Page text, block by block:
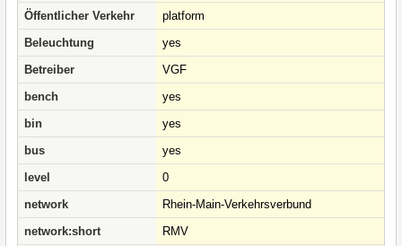
Öffentlicher Verkehr
platform
Beleuchtung
yes
Betreiber
VGF
bench
yes
bin
yes
bus
yes
level
0
network
Rhein-Main-Verkehrsverbund
network:short
RMV